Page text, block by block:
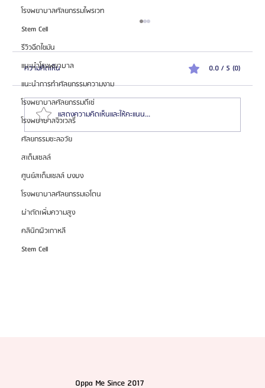
โรงพยาบาลศัลยกรรมไพรเวท
Stem Cell
รีวิวฉีดไขมัน
แนะนำโรงพยาบาล
แนะนำการทำศัลยกรรมความงาม
โรงพยาบาลศัลยกรรมดีเซ่
โรงพยาบาลจิวเวลรี่
ศัลยกรรมชะลอวัย
สเต็มเซลล์
ศูนย์สเต็มเซลล์ บงบง
โรงพยาบาลศัลยกรรมเอโตน
ผ่าตัดเพิ่มความสูง
คลินิกผิวเกาหลี
Stem Cell
HemaPure โปรแกรมฟอกเลือดเกาหลี ฟื้นฟูเซลล์และ
สุขภาพลึก
ความคิดเห็น 0.0 / 5 (0)
แสดงความคิดเห็นและให้คะแนน...
Oppa Me Since 2017